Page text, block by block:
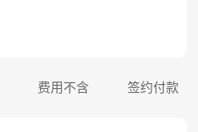
费用不含 签约付款